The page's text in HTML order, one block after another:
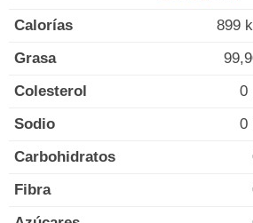
Calorías 899
Grasa
Colesterol
0
Sodio
0
Carbohidratos
Fibra